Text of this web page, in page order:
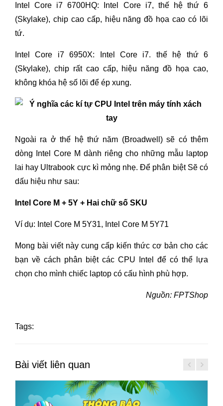
Intel Core i7 6700HQ: Intel Core i7, thế hệ thứ 6
(Skylake), chip cao cấp, hiệu năng đồ họa cao có lõi
tứ.
Intel Core i7 6950X: Intel Core i7. thế hệ thứ 6
(Skylake), chip rất cao cấp, hiệu năng đồ họa cao,
không khóa hệ số lõi để ép xung.
Ngoài ra ở thế hệ thứ năm (Broadwell) sẽ có thêm
dòng Intel Core M dành riêng cho những mẫu laptop
lai hay Ultrabook cực kì mỏng nhẹ. Để phân biệt Sẽ có
dấu hiệu như sau:
Intel Core M + 5Y + Hai chữ số SKU
Ví dụ: Intel Core M 5Y31, Intel Core M 5Y71
Mong bài viết này cung cấp kiến thức cơ bản cho các
bạn về cách phân biệt các CPU Intel để có thể lựa
chọn cho mình chiếc laptop có cấu hình phù hợp.
Nguồn: FPTShop
Tags:
Bài viết liên quan